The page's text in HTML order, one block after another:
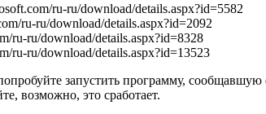
ru-ru/download/details.aspx?id=5582
ru-ru/download/details.aspx?id=2092
ru-ru/download/details.aspx?id=8328
ru-ru/download/details.aspx?id=13523
запустить программу,
возможно, это сработает.